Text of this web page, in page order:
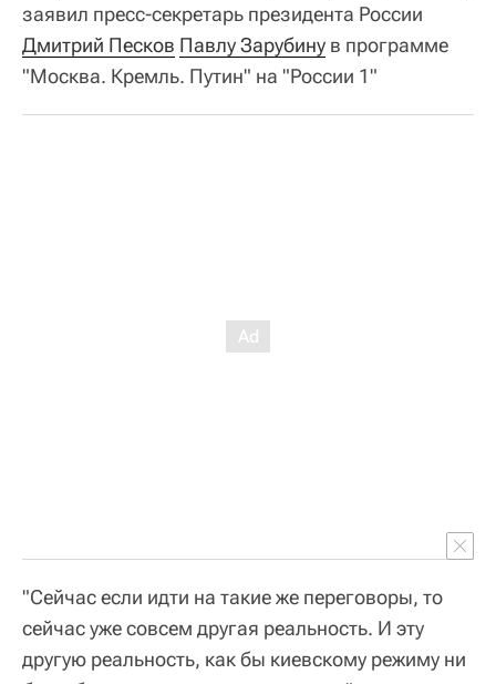
заявил пресс-секретарь президента России
Дмитрий Песков Павлу Зарубину в программе
"Москва. Кремль. Путин" на "России 1"
"Сейчас если идти на такие же переговоры, то
сейчас уже совсем другая реальность. И эту
другую реальность, как бы киевскому режиму ни